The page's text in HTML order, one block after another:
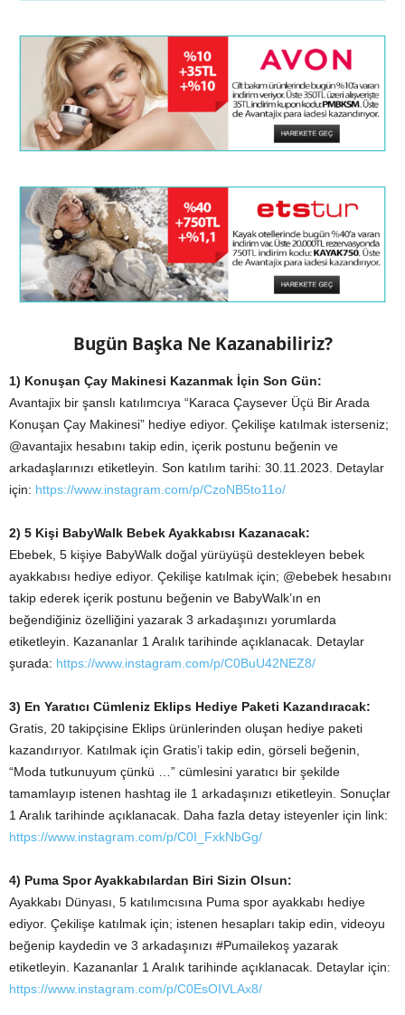
Bugün Başka Ne Kazanabiliriz?
1) Konuşan Çay Makinesi Kazanmak İçin Son Gün:
Avantajix bir şanslı katılımcıya “Karaca Çaysever Üçü Bir Arada
Konuşan Çay Makinesi” hediye ediyor. Çekilişe katılmak isterseniz;
@avantajix hesabını takip edin, içerik postunu beğenin ve
arkadaşlarınızı etiketleyin. Son katılım tarihi: 30.11.2023. Detaylar
için: https://www.instagram.com/p/CzoNB5to11o/
2) 5 Kişi BabyWalk Bebek Ayakkabısı Kazanacak:
Ebebek, 5 kişiye BabyWalk doğal yürüyüşü destekleyen bebek
ayakkabısı hediye ediyor. Çekilişe katılmak için; @ebebek hesabını
takip ederek içerik postunu beğenin ve BabyWalk’ın en
beğendiğiniz özelliğini yazarak 3 arkadaşınızı yorumlarda
etiketleyin. Kazananlar 1 Aralık tarihinde açıklanacak. Detaylar
şurada: https://www.instagram.com/p/C0BuU42NEZ8/
3) En Yaratıcı Cümleniz Eklips Hediye Paketi Kazandıracak:
Gratis, 20 takipçisine Eklips ürünlerinden oluşan hediye paketi
kazandırıyor. Katılmak için Gratis’i takip edin, görseli beğenin,
“Moda tutkunuyum çünkü …” cümlesini yaratıcı bir şekilde
tamamlayıp istenen hashtag ile 1 arkadaşınızı etiketleyin. Sonuçlar
1 Aralık tarihinde açıklanacak. Daha fazla detay isteyenler için link:
https://www.instagram.com/p/C0I_FxkNbGg/
4) Puma Spor Ayakkabılardan Biri Sizin Olsun:
Ayakkabı Dünyası, 5 katılımcısına Puma spor ayakkabı hediye
ediyor. Çekilişe katılmak için; istenen hesapları takip edin, videoyu
beğenip kaydedin ve 3 arkadaşınızı #Pumailekoş yazarak
etiketleyin. Kazananlar 1 Aralık tarihinde açıklanacak. Detaylar için:
https://www.instagram.com/p/C0EsOIVLAx8/